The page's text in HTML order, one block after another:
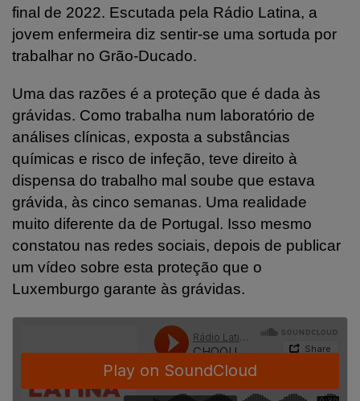
final de 2022. Escutada pela Rádio Latina, a
jovem enfermeira diz sentir-se uma sortuda por
trabalhar no Grão-Ducado.
Uma das razões é a proteção que é dada às
grávidas. Como trabalha num laboratório de
análises clínicas, exposta a substâncias
químicas e risco de infeção, teve direito à
dispensa do trabalho mal soube que estava
grávida, às cinco semanas. Uma realidade
muito diferente da de Portugal. Isso mesmo
constatou nas redes sociais, depois de publicar
um vídeo sobre esta proteção que o
Luxemburgo garante às grávidas.